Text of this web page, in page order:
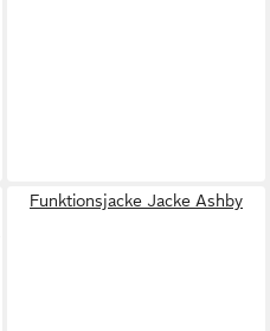
Funktionsjacke Jacke Ashby